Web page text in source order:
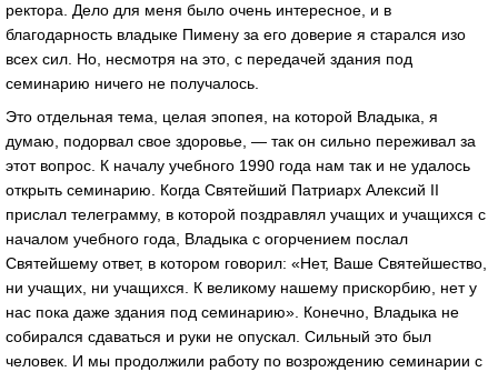
ректора. Дело для меня было очень интересное, и в
благодарность владыке Пимену за его доверие я старался изо
всех сил. Но, несмотря на это, с передачей здания под
семинарию ничего не получалось.
Это отдельная тема, целая эпопея, на которой Владыка, я
думаю, подорвал свое здоровье, — так он сильно переживал за
этот вопрос. К началу учебного 1990 года нам так и не удалось
открыть семинарию. Когда Святейший Патриарх Алексий II
прислал телеграмму, в которой поздравлял учащих и учащихся с
началом учебного года, Владыка с огорчением послал
Святейшему ответ, в котором говорил: «Нет, Ваше Святейшество,
ни учащих, ни учащихся. К великому нашему прискорбию, нет у
нас пока даже здания под семинарию». Конечно, Владыка не
собирался сдаваться и руки не опускал. Сильный это был
человек. И мы продолжили работу по возрождению семинарии с